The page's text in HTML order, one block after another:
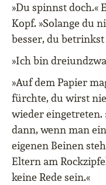
»Du spinnst doch.«
Kopf. »Solange du
besser, du
»Ich bin
»Auf dem Papier
fürchte, du wirst
wieder eingetreten.
dann, wenn man
eigenen Beinen
Eltern am
keine Rede sein.«